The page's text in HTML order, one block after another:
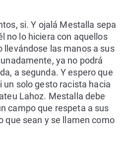
si. Y ojalá Mestalla sepa
no lo hiciera con aquellos
llevándose las manos a sus
ya no podrá
a segunda. Y espero que
un solo gesto racista hacia
Lahoz. Mestalla debe
campo que respeta a sus
que sean y se llamen como